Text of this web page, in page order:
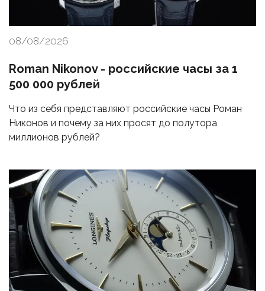
08/08/2026
Roman Nikonov - российские часы за 1
500 000 рублей
Что из себя представляют российские часы Роман
Никонов и почему за них просят до полутора
миллионов рублей?